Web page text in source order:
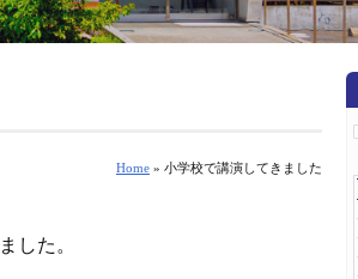
Home » 小学校で講演してきました
した。